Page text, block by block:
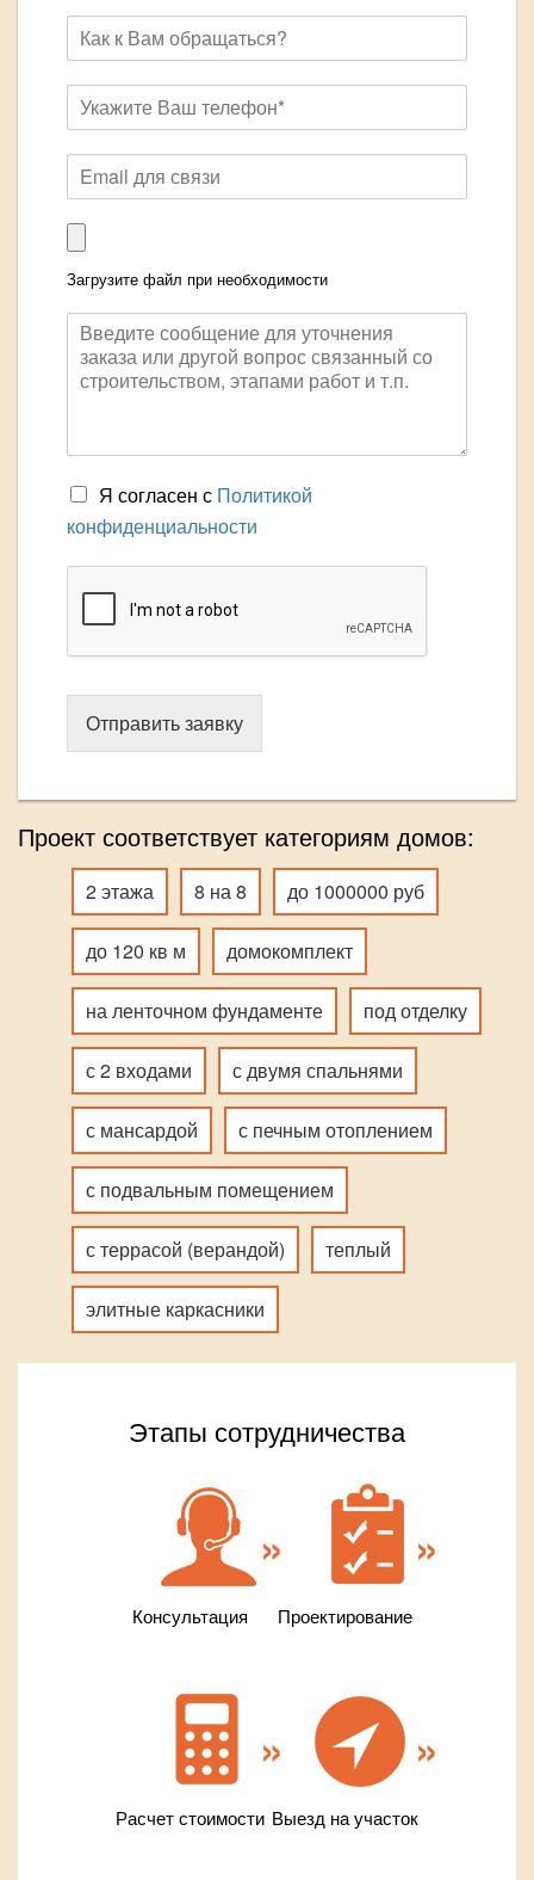
Загрузите файл при необходимости
Я согласен с Политикой
конфиденциальности
Отправить заявку
Проект соответствует категориям домов:
2 этажа 8 на 8 до 1000000 руб
до 120 кв м домокомплект
на ленточном фундаменте под отделку
с 2 входами с двумя спальнями
с мансардой с печным отоплением
с подвальным помещением
с террасой (верандой) теплый
элитные каркасники
Этапы сотрудничества
Консультация Проектирование
Расчет стоимости Выезд на участок